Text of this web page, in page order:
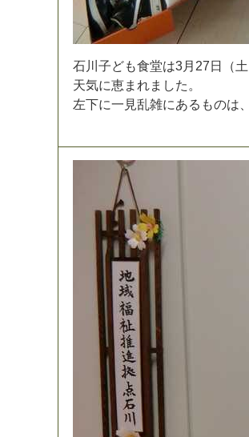
石川 子ども食堂は3月 27 日 （土
天気に恵ま れま した 。
左下に一 見乱雑にある ものは